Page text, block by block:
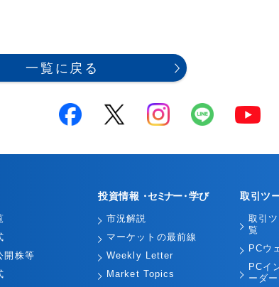
一覧に戻る
開株等
投資情報 ・セミナー・学び
市況解説
マーケットの最前線
Weekly Letter
Market Topics
取引ツ
取引
覧
PCウ
PCイ
ーダ